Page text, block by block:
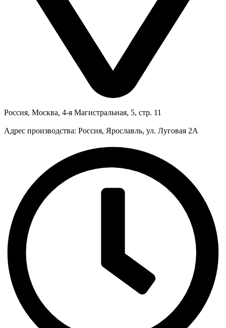
Россия, Москва, 4-я Магистральная, 5, стр. 11
Адрес производства: Россия, Ярославль, ул. Луговая 2А